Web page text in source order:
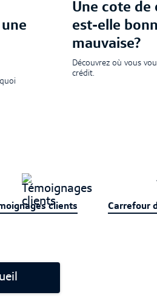
Une cote de
est-elle
mauvaise?
Découvrez où vous
crédit.
clients Carrefour